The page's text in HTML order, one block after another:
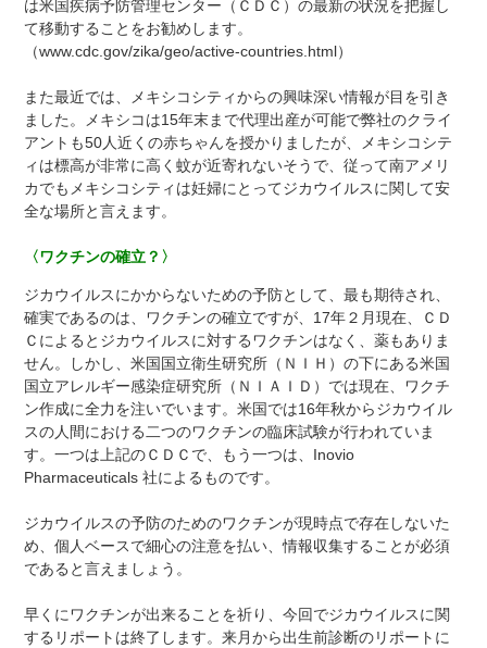
は米国疾病予防管理センター（ＣＤＣ）の最新の状況を把握し
て移動することをお勧めします。
（www.cdc.gov/zika/geo/active-countries.html）
また最近では、メキシコシティからの興味深い情報が目を引き
ました。メキシコは15年末まで代理出産が可能で弊社のクライ
アントも50人近くの赤ちゃんを授かりましたが、メキシコシテ
ィは標高が非常に高く蚊が近寄れないそうで、従って南アメリ
カでもメキシコシティは妊婦にとってジカウイルスに関して安
全な場所と言えます。
〈ワクチンの確立？〉
ジカウイルスにかからないための予防として、最も期待され、
確実であるのは、ワクチンの確立ですが、17年２月現在、ＣＤ
Ｃによるとジカウイルスに対するワクチンはなく、薬もありま
せん。しかし、米国国立衛生研究所（ＮＩＨ）の下にある米国
国立アレルギー感染症研究所（ＮＩＡＩＤ）では現在、ワクチ
ン作成に全力を注いでいます。米国では16年秋からジカウイル
スの人間における二つのワクチンの臨床試験が行われていま
す。一つは上記のＣＤＣで、もう一つは、Inovio
Pharmaceuticals 社によるものです。
ジカウイルスの予防のためのワクチンが現時点で存在しないた
め、個人ベースで細心の注意を払い、情報収集することが必須
であると言えましょう。
早くにワクチンが出来ることを祈り、今回でジカウイルスに関
するリポートは終了します。来月から出生前診断のリポートに